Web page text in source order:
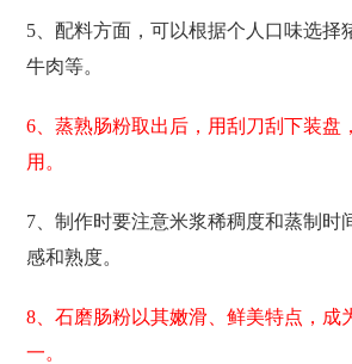
5、配料方面，可以根据个人口味选择
牛肉等。
6、蒸熟肠粉取出后，用刮刀刮下装盘
用。
7、制作时要注意米浆稀稠度和蒸制时
感和熟度。
8、石磨肠粉以其嫩滑、鲜美特点，成
一。